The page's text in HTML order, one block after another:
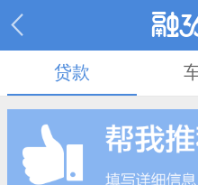
贷款